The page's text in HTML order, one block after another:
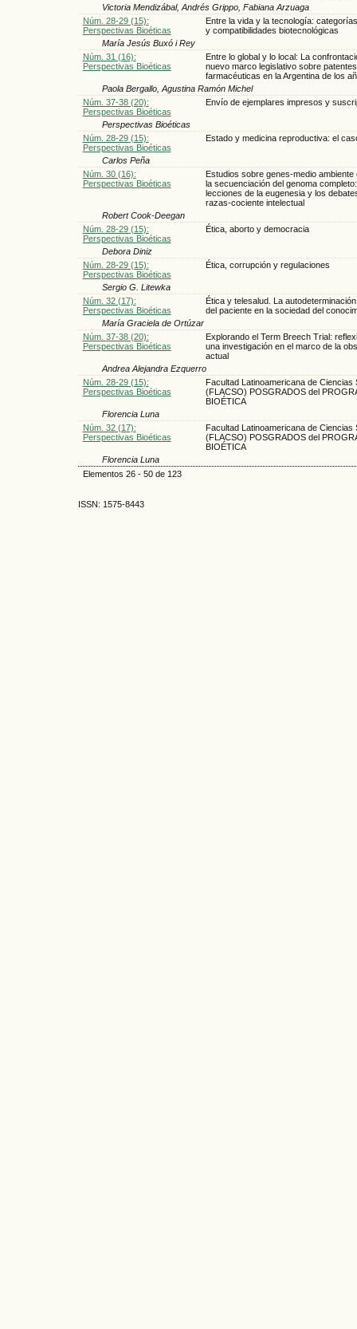
Victoria Mendizábal, Andrés Grippo, Fabiana Arzuaga
Núm. 28-29 (15):
Perspectivas Bioéticas
Entre la vida y la tecnología:
y compatibilidades biotecnológicas
María Jesús Buxó i Rey
Núm. 31 (16):
Perspectivas Bioéticas
Entre lo global y lo local: La
nuevo marco legislativo sobre patentes
farmacéuticas en la Argentina de los
Paola Bergallo, Agustina Ramón Michel
Núm. 37-38 (20):
Perspectivas Bioéticas
Envío de ejemplares impresos y
Perspectivas Bioéticas
Núm. 28-29 (15):
Perspectivas Bioéticas
Estado y medicina reproductiva: el
Carlos Peña
Núm. 30 (16):
Perspectivas Bioéticas
Estudios sobre genes-medio ambiente
la secuenciación del genoma
lecciones de la eugenesia y los
razas-cociente intelectual
Robert Cook-Deegan
Núm. 28-29 (15):
Perspectivas Bioéticas
Ética, aborto y democracia
Debora Diniz
Núm. 28-29 (15):
Perspectivas Bioéticas
Ética, corrupción y regulaciones
Sergio G. Litewka
Núm. 32 (17):
Perspectivas Bioéticas
Ética y telesalud. La
del paciente en la sociedad del
María Graciela de Ortúzar
Núm. 37-38 (20):
Perspectivas Bioéticas
Explorando el Term Breech Trial:
una investigación en el marco de la
actual
Andrea Alejandra Ezquerro
Núm. 28-29 (15):
Perspectivas Bioéticas
Facultad Latinoamericana de Ciencias
(FLACSO) POSGRADOS del
BIOÉTICA
Florencia Luna
Núm. 32 (17):
Perspectivas Bioéticas
Facultad Latinoamericana de Ciencias
(FLACSO) POSGRADOS del
BIOÉTICA
Florencia Luna
Elementos 26 - 50 de 123
ISSN: 1575-8443